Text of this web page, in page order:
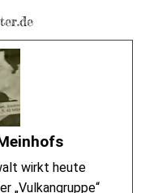
wirkt heute
„Vulkangruppe“